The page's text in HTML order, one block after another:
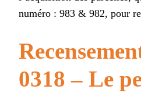
numéro : 983 & 982, pour
0318 – Le